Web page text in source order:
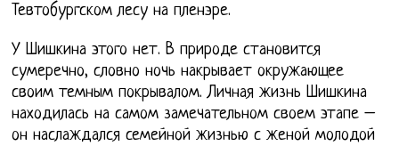
Тевтобургском лесу на пленэре.
У Шишкина этого нет. В природе становится
сумеречно, словно ночь накрывает окружающее
своим темным покрывалом. Личная жизнь Шишкина
находилась на самом замечательном своем этапе –
он наслаждался семейной жизнью с женой молодой